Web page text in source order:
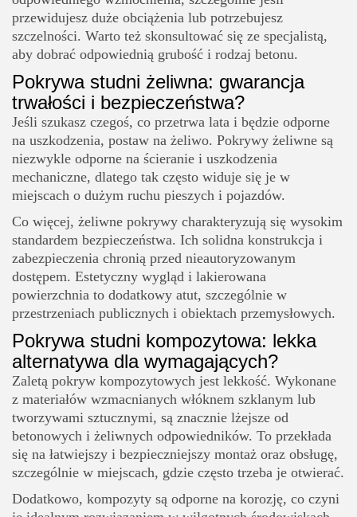
przewidujesz duże obciążenia lub potrzebujesz
szczelności. Warto też skonsultować się ze specjalistą,
aby dobrać odpowiednią grubość i rodzaj betonu.
Pokrywa studni żeliwna: gwarancja
trwałości i bezpieczeństwa?
Jeśli szukasz czegoś, co przetrwa lata i będzie odporne
na uszkodzenia, postaw na żeliwo. Pokrywy żeliwne są
niezwykle odporne na ścieranie i uszkodzenia
mechaniczne, dlatego tak często widuje się je w
miejscach o dużym ruchu pieszych i pojazdów.
Co więcej, żeliwne pokrywy charakteryzują się wysokim
standardem bezpieczeństwa. Ich solidna konstrukcja i
zabezpieczenia chronią przed nieautoryzowanym
dostępem. Estetyczny wygląd i lakierowana
powierzchnia to dodatkowy atut, szczególnie w
przestrzeniach publicznych i obiektach przemysłowych.
Pokrywa studni kompozytowa: lekka
alternatywa dla wymagających?
Zaletą pokryw kompozytowych jest lekkość. Wykonane
z materiałów wzmacnianych włóknem szklanym lub
tworzywami sztucznymi, są znacznie lżejsze od
betonowych i żeliwnych odpowiedników. To przekłada
się na łatwiejszy i bezpieczniejszy montaż oraz obsługę,
szczególnie w miejscach, gdzie często trzeba je otwierać.
Dodatkowo, kompozyty są odporne na korozję, co czyni